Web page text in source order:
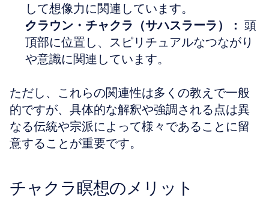
して想像力に関連しています。
クラウン・チャクラ（サハスラーラ）： 頭
頂部に位置し、スピリチュアルなつながり
や意識に関連しています。
ただし、これらの関連性は多くの教えで一般
的ですが、具体的な解釈や強調される点は異
なる伝統や宗派によって様々であることに留
意することが重要です。
チャクラ瞑想のメリット